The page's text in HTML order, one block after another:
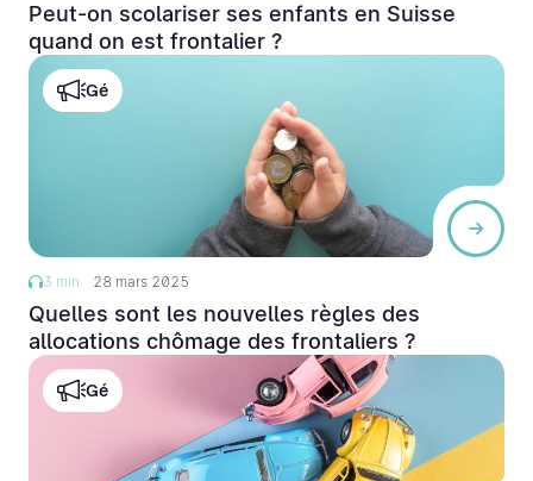
Peut-on scolariser ses enfants en Suisse
quand on est frontalier ?
Gé
3 min 28 mars 2025
Quelles sont les nouvelles règles des
allocations chômage des frontaliers ?
Gé